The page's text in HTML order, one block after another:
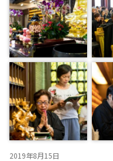
2019年8月15日